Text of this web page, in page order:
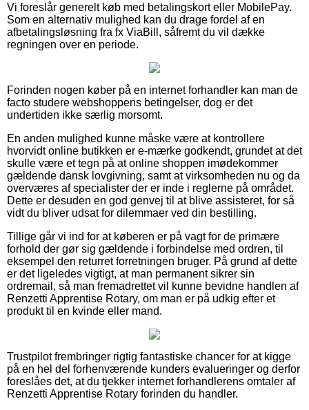
Vi foreslår generelt køb med betalingskort eller MobilePay.
Som en alternativ mulighed kan du drage fordel af en
afbetalingsløsning fra fx ViaBill, såfremt du vil dække
regningen over en periode.
Forinden nogen køber på en internet forhandler kan man de
facto studere webshoppens betingelser, dog er det
undertiden ikke særlig morsomt.
En anden mulighed kunne måske være at kontrollere
hvorvidt online butikken er e-mærke godkendt, grundet at det
skulle være et tegn på at online shoppen imødekommer
gældende dansk lovgivning, samt at virksomheden nu og da
overværes af specialister der er inde i reglerne på området.
Dette er desuden en god genvej til at blive assisteret, for så
vidt du bliver udsat for dilemmaer ved din bestilling.
Tillige går vi ind for at køberen er på vagt for de primære
forhold der gør sig gældende i forbindelse med ordren, til
eksempel den returret forretningen bruger. På grund af dette
er det ligeledes vigtigt, at man permanent sikrer sin
ordremail, så man fremadrettet vil kunne bevidne handlen af
Renzetti Apprentise Rotary, om man er på udkig efter et
produkt til en kvinde eller mand.
Trustpilot frembringer rigtig fantastiske chancer for at kigge
på en hel del forhenværende kunders evalueringer og derfor
foreslåes det, at du tjekker internet forhandlerens omtaler af
Renzetti Apprentise Rotary forinden du handler.